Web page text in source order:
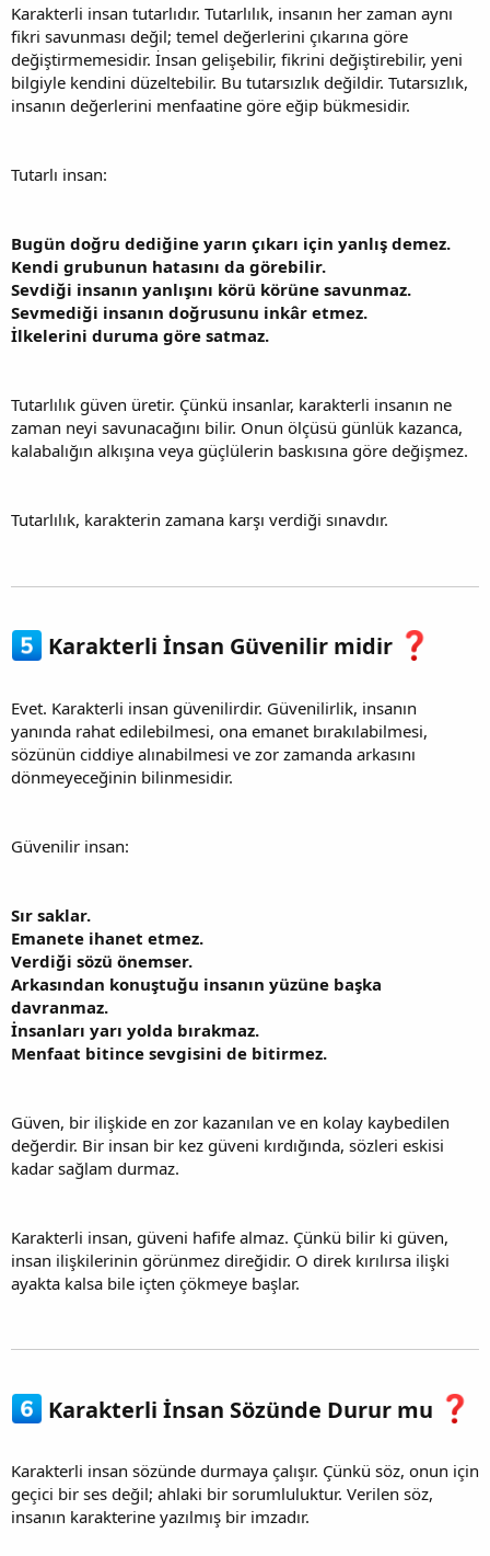
Karakterli insan tutarlıdır. Tutarlılık, insanın her zaman aynı
fikri savunması değil; temel değerlerini çıkarına göre
değiştirmemesidir. İnsan gelişebilir, fikrini değiştirebilir, yeni
bilgiyle kendini düzeltebilir. Bu tutarsızlık değildir. Tutarsızlık,
insanın değerlerini menfaatine göre eğip bükmesidir.
Tutarlı insan:
Bugün doğru dediğine yarın çıkarı için yanlış demez.
Kendi grubunun hatasını da görebilir.
Sevdiği insanın yanlışını körü körüne savunmaz.
Sevmediği insanın doğrusunu inkâr etmez.
İlkelerini duruma göre satmaz.
Tutarlılık güven üretir. Çünkü insanlar, karakterli insanın ne
zaman neyi savunacağını bilir. Onun ölçüsü günlük kazanca,
kalabalığın alkışına veya güçlülerin baskısına göre değişmez.
Tutarlılık, karakterin zamana karşı verdiği sınavdır.
Karakterli İnsan Güvenilir midir
Evet. Karakterli insan güvenilirdir. Güvenilirlik, insanın
yanında rahat edilebilmesi, ona emanet bırakılabilmesi,
sözünün ciddiye alınabilmesi ve zor zamanda arkasını
dönmeyeceğinin bilinmesidir.
Güvenilir insan:
Sır saklar.
Emanete ihanet etmez.
Verdiği sözü önemser.
Arkasından konuştuğu insanın yüzüne başka
davranmaz.
İnsanları yarı yolda bırakmaz.
Menfaat bitince sevgisini de bitirmez.
Güven, bir ilişkide en zor kazanılan ve en kolay kaybedilen
değerdir. Bir insan bir kez güveni kırdığında, sözleri eskisi
kadar sağlam durmaz.
Karakterli insan, güveni hafife almaz. Çünkü bilir ki güven,
insan ilişkilerinin görünmez direğidir. O direk kırılırsa ilişki
ayakta kalsa bile içten çökmeye başlar.
Karakterli İnsan Sözünde Durur mu
Karakterli insan sözünde durmaya çalışır. Çünkü söz, onun için
geçici bir ses değil; ahlaki bir sorumluluktur. Verilen söz,
insanın karakterine yazılmış bir imzadır.